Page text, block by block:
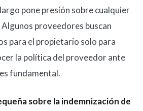
pone presión sobre cualquier
proveedores buscan
para el propietario solo para
la política del proveedor ante
fundamental.
sobre la indemnización de